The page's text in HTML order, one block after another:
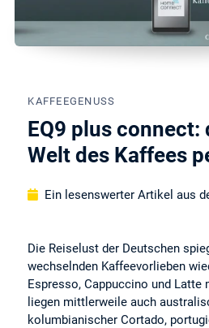
KAFFEEGENUSS
EQ9 plus connect:
Welt des Kaffees
Ein lesenswerter Artikel aus
Die Reiselust der Deutschen
wechselnden Kaffeevorlieben
Espresso, Cappuccino und Latte
liegen mittlerweile auch
kolumbianischer Cortado,